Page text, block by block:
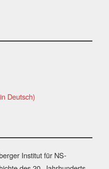
Deutsch)
Institut für NS-